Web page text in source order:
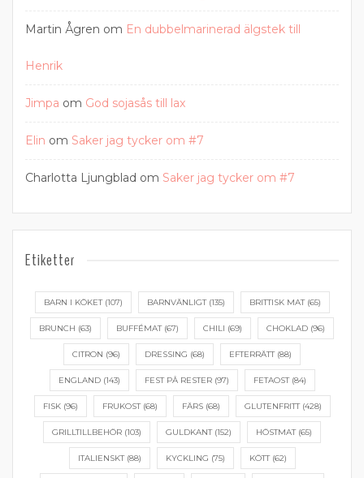
Martin Ågren om En dubbelmarinerad älgstek till
Henrik
Jimpa om God sojasås till lax
Elin om Saker jag tycker om #7
Charlotta Ljungblad om Saker jag tycker om #7
Etiketter
BARN I KÖKET(107) BARNVÄNLIGT(135) BRITTISK MAT(65)
BRUNCH (63) BUFFÉMAT(67) CHILI (69) CHOKLAD (96)
CITRON (96) DRESSING (68) EFTERRÄTT(88)
ENGLAND(143) FEST PÅ RESTER(97) FETAOST(84)
FISK(96) FRUKOST(68) FÄRS(68) GLUTENFRITT(428)
GRILLTILLBEHÖR (103) GULDKANT(152) HÖSTMAT(65)
ITALIENSKT(88) KYCKLING (75) KÖTT(62)